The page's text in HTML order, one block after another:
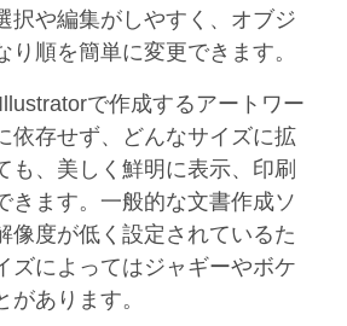
択や編集がしやすく、オブジ
り順を簡単に変更できます。
で作成するアートワー
依存せず、どんなサイズに拡
も、美しく鮮明に表示、印刷
きます。一般的な文書作成ソ
像度が低く設定されているた
ズによってはジャギーやボケ
があります。